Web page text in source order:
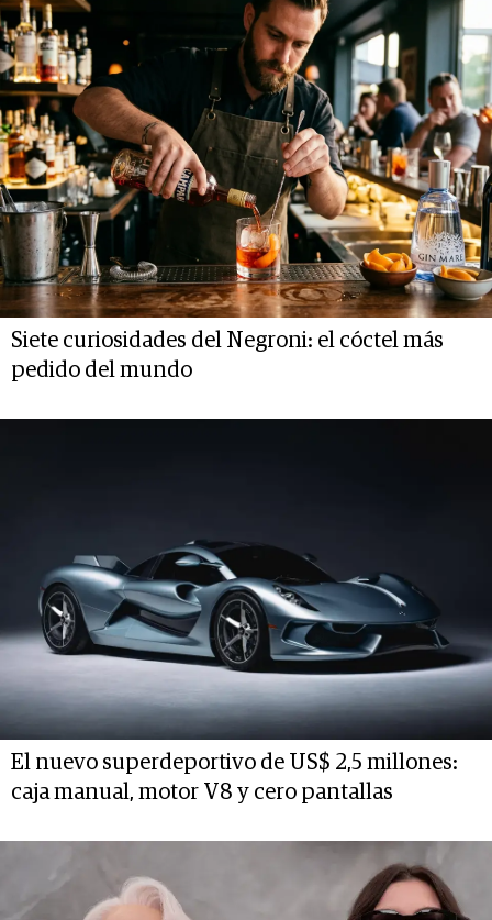
Siete curiosidades del Negroni: el cóctel más
pedido del mundo
El nuevo superdeportivo de US$ 2,5 millones:
caja manual, motor V8 y cero pantallas